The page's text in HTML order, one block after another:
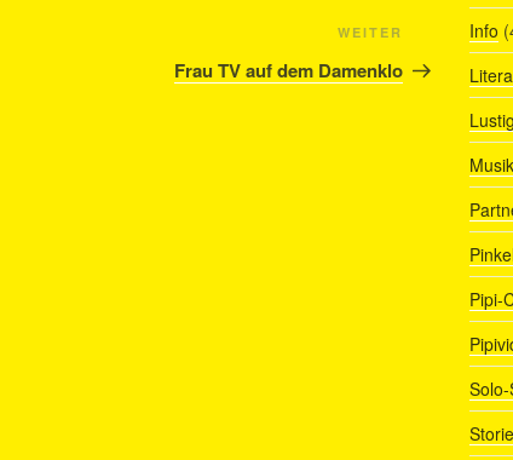
Nächster
Beitrag
WEITER
Frau TV auf dem Damenklo
Info
Pipi-